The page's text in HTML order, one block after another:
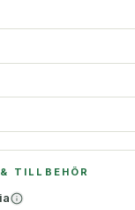
TILLBEHÖR